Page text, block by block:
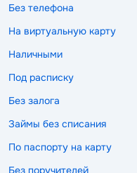
Без телефона
На виртуальную карту
Наличными
Под расписку
Без залога
Займы без списания
По паспорту на карту
Без поручителей